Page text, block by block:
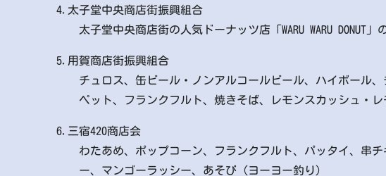
4.太子堂中央商店街振興組合
太子堂中央商店街の人気ドーナッツ店「WARU WARU DONUT」
5.用賀商店街振興組合
チュロス、缶ビール・ノンアルコールビール、ハイボール
ペット、フランクフルト、焼きそば、レモンスカッシュ・
6.三宿420商店会
わたあめ、ポップコーン、フランクフルト、パッタイ、串
ー、マンゴーラッシー、あそび（ヨーヨー釣り）